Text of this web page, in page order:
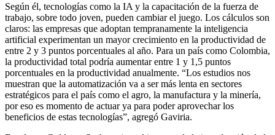
Según él, tecnologías como la IA y la capacitación de la fuerza de
trabajo, sobre todo joven, pueden cambiar el juego. Los cálculos son
claros: las empresas que adoptan tempranamente la inteligencia
artificial experimentan un mayor crecimiento en la productividad de
entre 2 y 3 puntos porcentuales al año. Para un país como Colombia,
la productividad total podría aumentar entre 1 y 1,5 puntos
porcentuales en la productividad anualmente. “Los estudios nos
muestran que la automatización va a ser más lenta en sectores
estratégicos para el país como el agro, la manufactura y la minería,
por eso es momento de actuar ya para poder aprovechar los
beneficios de estas tecnologías”, agregó Gaviria.